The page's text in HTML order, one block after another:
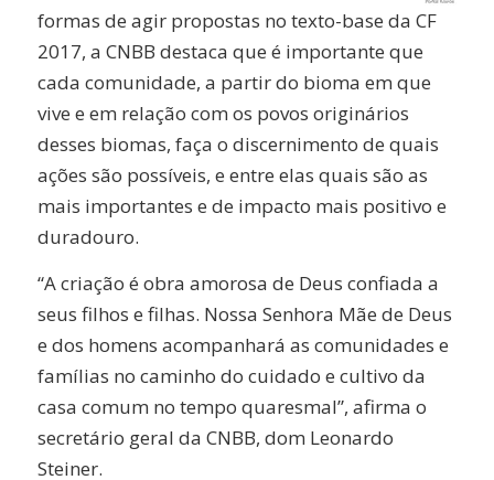
formas de agir propostas no texto-base da CF
2017, a CNBB destaca que é importante que
cada comunidade, a partir do bioma em que
vive e em relação com os povos originários
desses biomas, faça o discernimento de quais
ações são possíveis, e entre elas quais são as
mais importantes e de impacto mais positivo e
duradouro.
“A criação é obra amorosa de Deus confiada a
seus filhos e filhas. Nossa Senhora Mãe de Deus
e dos homens acompanhará as comunidades e
famílias no caminho do cuidado e cultivo da
casa comum no tempo quaresmal”, afirma o
secretário geral da CNBB, dom Leonardo
Steiner.